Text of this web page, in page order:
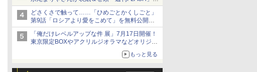
月2日号本日発売
どさくさで触って……「ひめごとかくしごと」
第9話「ロシアより愛をこめて」を無料公開。
夕鶴のモヤモヤ
「俺だけレベルアップな件 展」7月17日開催！
東京限定BOXやアクリルジオラマなどオリジナ
もっと見る